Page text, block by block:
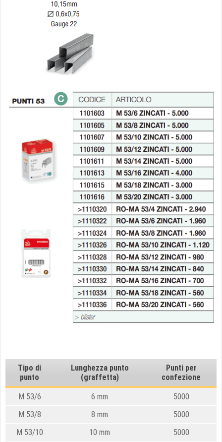
Tipo di
punto
Lunghezza punto
(graffetta)
Punti per
confezione
M 53/6 6 mm
5000
M 53/8
8 mm
5000
M 53/10
10 mm 5000